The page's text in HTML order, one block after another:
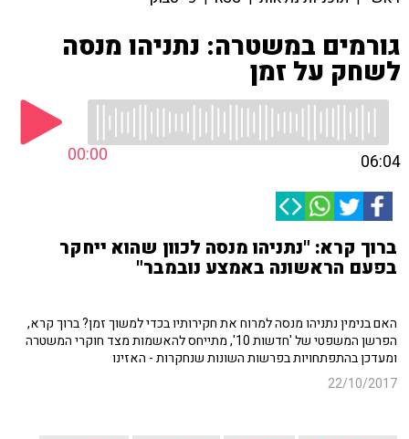
גורמים במשטרה: נתניהו מנסה
לשחק על זמן
00:00 06:04
ברוך קרא: "נתניהו מנסה לכוון שהוא ייחקר
בפעם הראשונה באמצע נובמבר"
האם בנימין נתניהו מנסה למרוח את חקירותיו בכדי למשוך זמן? ברוך קרא,
הפרשן המשפטי של 'חדשות 10', מתייחס להאשמות מצד חוקרי המשטרה
ומעדכן בהתפתחויות בפרשות השונות שנחקרות - האזינו
22/10/2017